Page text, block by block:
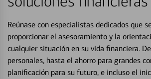
Reúnase con especialistas dedicados que
proporcionar el asesoramiento y la
cualquier situación en su vida financiera.
personales, hasta el ahorro para grandes
planificación para su futuro, e incluso el